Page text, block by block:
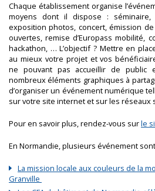
Chaque établissement organise
moyens dont il dispose : séminaire,
exposition photos, concert, émission
ouvertes, remise d’Europass mobilité,
hackathon, … L’objectif ? Mettre en
au mieux votre projet et vos
ne pouvant pas accueillir de public
nombreux éléments graphiques à
d’organiser un événement numérique
sur votre site internet et sur les réseaux
Pour en savoir plus, rendez-vous surle
En Normandie, plusieurs événement
La mission locale aux couleurs de la
Granville